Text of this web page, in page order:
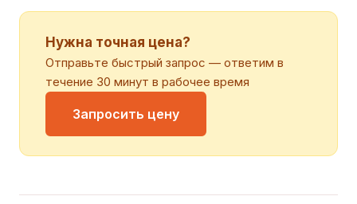
Нужна точная цена?
Отправьте быстрый запрос — ответим в
течение 30 минут в рабочее время
Запросить цену